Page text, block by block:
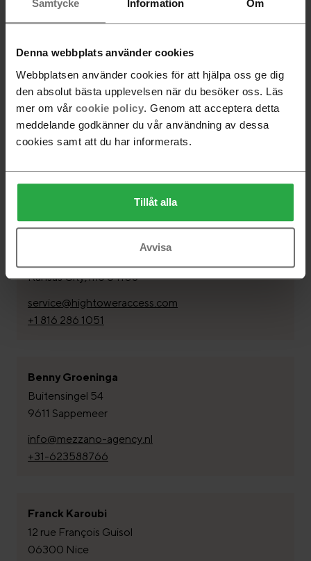
Samtycke Information Om
Denna webbplats använder cookies
Webbplatsen använder cookies för att hjälpa oss ge dig
den absolut bästa upplevelsen när du besöker oss. Läs
mer om vår cookie policy. Genom att acceptera detta
meddelande godkänner du vår användning av dessa
cookies samt att du har informerats.
Tillåt alla
Avvisa
Vitoria-gasteiz
+34 945 462408
Phorma srl
Corso roma, 64
Pettenasco (no)
+39 0323 89611
Kansas City, mo 64108
service@hightoweraccess.com
+1 816 286 1051
Benny Groeninga
Buitensingel 54
9611 Sappemeer
info@mezzano-agency.nl
+31-623588766
Franck Karoubi
12 rue François Guisol
06300 Nice